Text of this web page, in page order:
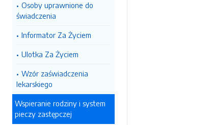
Osoby uprawnione do
świadczenia
Informator Za Życiem
Ulotka Za Życiem
Wzór zaświadczenia
lekarskiego
Wspieranie rodziny i system
pieczy zastępczej